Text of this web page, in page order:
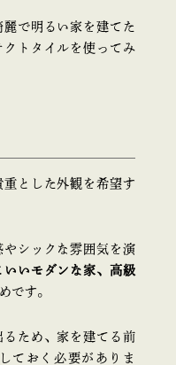
で明るい家を建てた
トタイルを使ってみ
とした外観を希望す
やシックな雰囲気を演
いいモダンな家、高級
です。
ため、家を建てる前
ておく必要がありま